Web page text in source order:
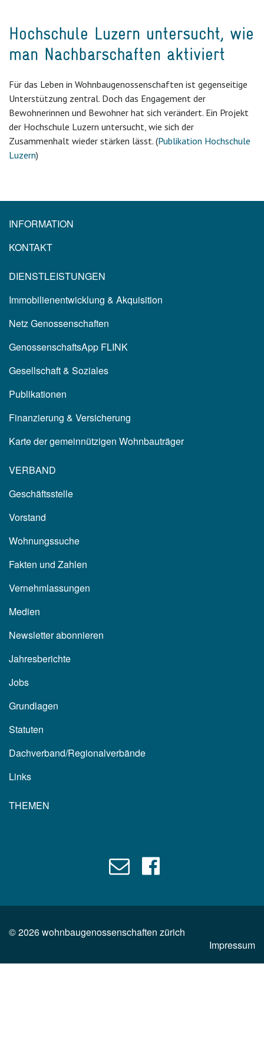
Hochschule Luzern untersucht, wie
man Nachbarschaften aktiviert
Für das Leben in Wohnbaugenossenschaften ist gegenseitige
Unterstützung zentral. Doch das Engagement der
Bewohnerinnen und Bewohner hat sich verändert. Ein Projekt
der Hochschule Luzern untersucht, wie sich der
Zusammenhalt wieder stärken lässt. (Publikation Hochschule
Luzern)
INFORMATION
KONTAKT
DIENSTLEISTUNGEN
Immobilienentwicklung & Akquisition
Netz Genossenschaften
GenossenschaftsApp FLINK
Gesellschaft & Soziales
Publikationen
Finanzierung & Versicherung
Karte der gemeinnützigen Wohnbauträger
VERBAND
Geschäftsstelle
Vorstand
Wohnungssuche
Fakten und Zahlen
Vernehmlassungen
Medien
Newsletter abonnieren
Jahresberichte
Jobs
Grundlagen
Statuten
Dachverband/Regionalverbände
Links
THEMEN
©2026wohnbaugenossenschaften zürich
Impressum